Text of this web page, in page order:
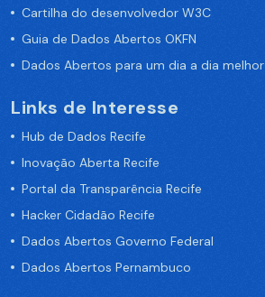
Cartilha do desenvolvedor W3C
Guia de Dados Abertos OKFN
Dados Abertos para um dia a dia melhor
Links de Interesse
Hub de Dados Recife
Inovação Aberta Recife
Portal da Transparência Recife
Hacker Cidadão Recife
Dados Abertos Governo Federal
Dados Abertos Pernambuco